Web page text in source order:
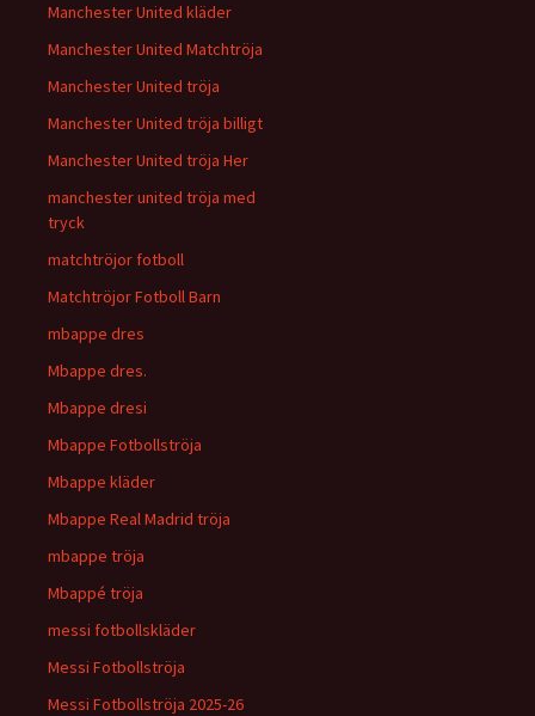
Manchester United kläder
Manchester United Matchtröja
Manchester United tröja
Manchester United tröja billigt
Manchester United tröja Her
manchester united tröja med
tryck
matchtröjor fotboll
Matchtröjor Fotboll Barn
mbappe dres
Mbappe dres.
Mbappe dresi
Mbappe Fotbollströja
Mbappe kläder
Mbappe Real Madrid tröja
mbappe tröja
Mbappé tröja
messi fotbollskläder
Messi Fotbollströja
Messi Fotbollströja 2025-26